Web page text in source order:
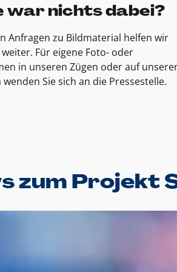
war nichts dabei?
Anfragen zu Bildmaterial helfen wir
Für eigene Foto- oder
in unseren Zügen oder auf
Sie sich an die Pressestelle.
zum Projekt